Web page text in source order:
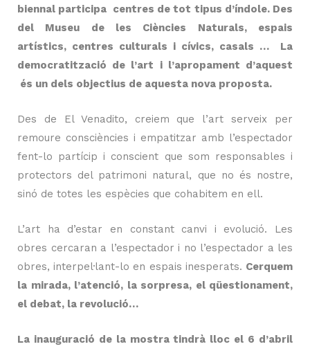
biennal participa centres de tot tipus d’índole. Des
del Museu de les Ciències Naturals, espais
artístics, centres culturals i cívics, casals … La
democratització de l’art i l’apropament d’aquest
és un dels objectius de aquesta nova proposta.
Des de El Venadito, creiem que l’art serveix per
remoure consciències i empatitzar amb l’espectador
fent-lo partícip i conscient que som responsables i
protectors del patrimoni natural, que no és nostre,
sinó de totes les espècies que cohabitem en ell.
L’art ha d’estar en constant canvi i evolució. Les
obres cercaran a l’espectador i no l’espectador a les
obres, interpel·lant-lo en espais inesperats. Cerquem
la mirada, l’atenció, la sorpresa, el qüestionament,
el debat, la revolució…
La inauguració de la mostra tindrà lloc el 6 d’abril